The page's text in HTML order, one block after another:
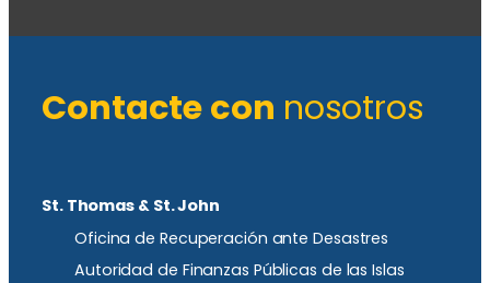
Contacte con nosotros
St. Thomas & St. John
Oficina de Recuperación ante Desastres
Autoridad de Finanzas Públicas de las Islas